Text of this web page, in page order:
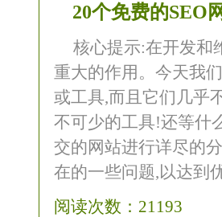
20个免费的SEO
核心提示:在开发和
重大的作用。今天我
或工具,而且它们几乎
不可少的工具!还等什
交的网站进行详尽的
在的一些问题,以达到
阅读次数：21193